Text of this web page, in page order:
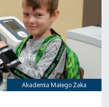
Akademia Małego Żaka